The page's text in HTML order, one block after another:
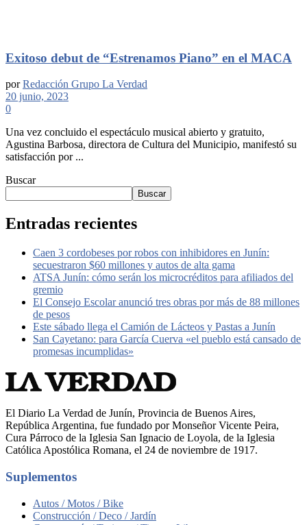
Exitoso debut de “Estrenamos Piano” en el MACA
por Redacción Grupo La Verdad
20 junio, 2023
0
Una vez concluido el espectáculo musical abierto y gratuito,
Agustina Barbosa, directora de Cultura del Municipio, manifestó su
satisfacción por ...
Buscar
Buscar
Entradas recientes
Caen 3 cordobeses por robos con inhibidores en Junín:
secuestraron $60 millones y autos de alta gama
ATSA Junín: cómo serán los microcréditos para afiliados del
gremio
El Consejo Escolar anunció tres obras por más de 88 millones
de pesos
Este sábado llega el Camión de Lácteos y Pastas a Junín
San Cayetano: para García Cuerva «el pueblo está cansado de
promesas incumplidas»
El Diario La Verdad de Junín, Provincia de Buenos Aires,
República Argentina, fue fundado por Monseñor Vicente Peira,
Cura Párroco de la Iglesia San Ignacio de Loyola, de la Iglesia
Católica Apostólica Romana, el 24 de noviembre de 1917.
Suplementos
Autos / Motos / Bike
Construcción / Deco / Jardín